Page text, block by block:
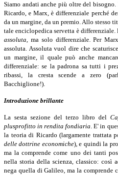
Siamo andati anche più oltre del
Ricardo, e Marx, è differenziale perché
da un margine, da un premio. Allo stesso
tale enciclopedica servetta è differenziale.
assoluta, ma solo differenziale. Per
assoluta. Assoluta vuol dire che
un margine, il quale può anche
differenziale: se la padrona sa tutti i
ribassi, la cresta scende a zero
Bacchiglione!).
Introduzione brillante
La sesta sezione del terzo libro del
plusprofitto in rendita fondiaria. E' in
la teoria di Ricardo (largamente trattata
delle dottrine economiche), e quindi la
ma la comprende come uno dei tanti
nella storia della scienza, classico: così
nega quella di Galileo, ma la comprende